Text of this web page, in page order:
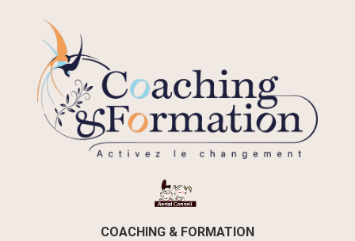
COACHING & FORMATION